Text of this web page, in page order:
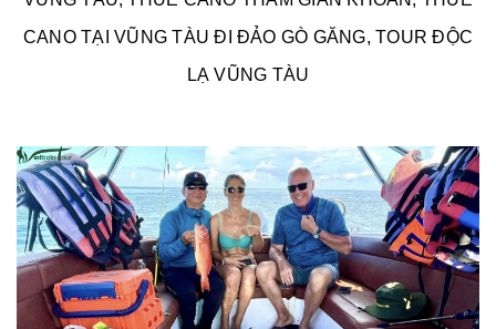
CANO TẠI VŨNG TÀU ĐI ĐẢO GÒ GĂNG, TOUR ĐỘC
LẠ VŨNG TÀU